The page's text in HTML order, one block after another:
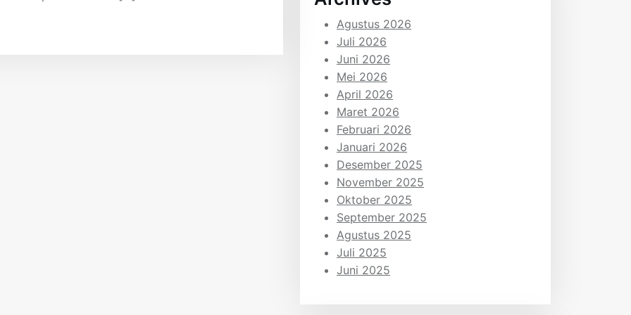
Agustus 2026
Juli 2026
Juni 2026
Mei 2026
April 2026
Maret 2026
Februari 2026
Januari 2026
Desember 2025
November 2025
Oktober 2025
September 2025
Agustus 2025
Juli 2025
Juni 2025